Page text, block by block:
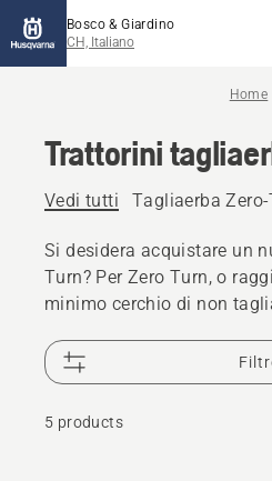
Bosco & Giardino
CH, Italiano
Home
Trattorini
Vedi tutti Tagliaerba
Si desidera acquistare un
Turn? Per Zero Turn, o
minimo cerchio di non
compie una curva di 180°
successiva. I tagliaerba
per il taglio rapido ed
aree e offrono risultati
5 products